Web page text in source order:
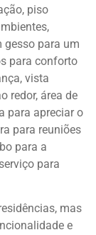
piso
gesso para um
para conforto
vista
redor, área de
para apreciar o
para reuniões
para a
para
mas
e